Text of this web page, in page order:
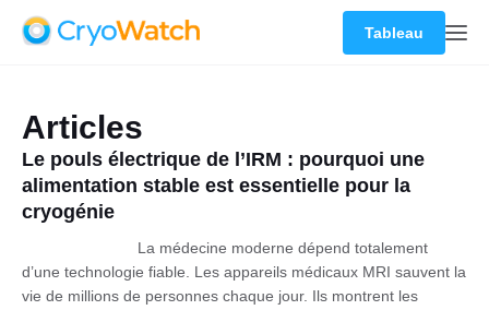
Tableau
Articles
Le pouls électrique de l’IRM : pourquoi une
alimentation stable est essentielle pour la
cryogénie
La médecine moderne dépend totalement
d’une technologie fiable. Les appareils médicaux MRI sauvent la
vie de millions de personnes chaque jour. Ils montrent les